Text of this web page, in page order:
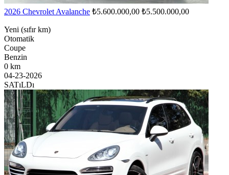
2026 Chevrolet Avalanche ₺5.600.000,00 ₺5.500.000,00
Yeni (sıfır km)
Otomatik
Coupe
Benzin
0 km
04-23-2026
SATıLDı